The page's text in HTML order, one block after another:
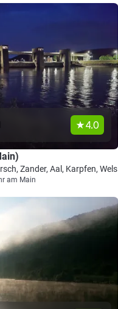
4.0
Zander, Aal, Karpfen, Wels
am Main